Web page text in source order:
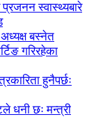
स्वास्थ्यबारे
बस्नेत
गरिरहेका
हुनैपर्छः
धनी छः मन्त्री